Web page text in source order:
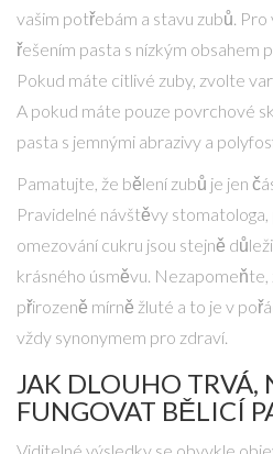
vašim potřebám a stavu zubů. Pro
řešením pasta s nízkým obsahem
Pokud máte citlivé zuby, zvolte
A pokud máte pouze povrchové
pasta s jemnými abrazivy a
Pamatujte, že bělení zubů je jen
Pravidelné návštěvy stomatologa,
omezování cukru jsou stejně
krásného úsměvu. Nezapomeňte,
přirozeně mírně žluté a to je v
vždy synonymem pro zdraví.
JAK DLOUHO TRVÁ,
FUNGOVAT BĚLICÍ